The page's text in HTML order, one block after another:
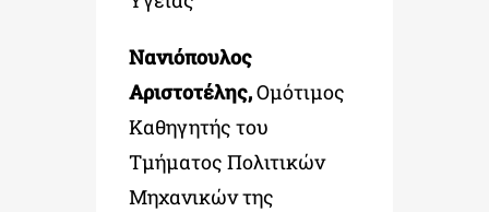
Νανιόπουλος
Αριστοτέλης,Ομότιμος
Καθηγητής του
Τμήματος Πολιτικών
Μηχανικών της